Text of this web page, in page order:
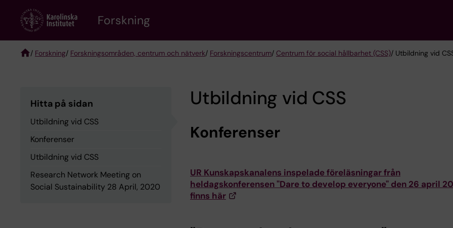
content
Forskning
/ Forskning/ Forskningsområden, centrum och nätverk/ Forskningscentrum/ Centrum för social hållbarhet (CSS)/ Utbildning vid
Hitta på sidan
Utbildning vid CSS
Konferenser
Utbildning vid CSS
Research Network Meeting on
Social Sustainability 28 April, 2020
Utbildning vid CSS
Konferenser
UR Kunskapskanalens inspelade föreläsningar från
heldagskonferensen "Dare to develop everyone" den 26 april
finns här